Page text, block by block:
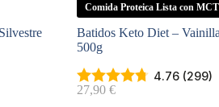
Comida Proteica Lista con MCT
Batidos Keto Diet –
500g
4.76 (299)
27,90 €